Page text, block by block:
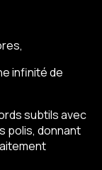
infinité de
subtils avec
polis, donnant